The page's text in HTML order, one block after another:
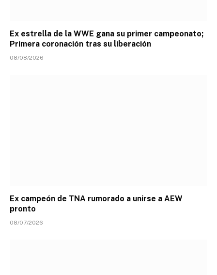
Ex estrella de la WWE gana su primer campeonato;
Primera coronación tras su liberación
08/08/2026
Ex campeón de TNA rumorado a unirse a AEW
pronto
08/07/2026